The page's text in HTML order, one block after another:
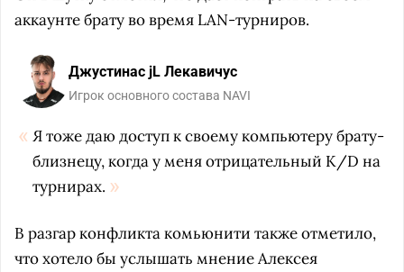
аккаунте брату во время LAN-турниров.
Джустинас jL Лекавичус
Игрок основного состава NAVI
Я тоже даю доступ к своему компьютеру брату-
близнецу, когда у меня отрицательный K/D на
турнирах.
В разгар конфликта комьюнити также отметило,
что хотело бы услышать мнение Алексея